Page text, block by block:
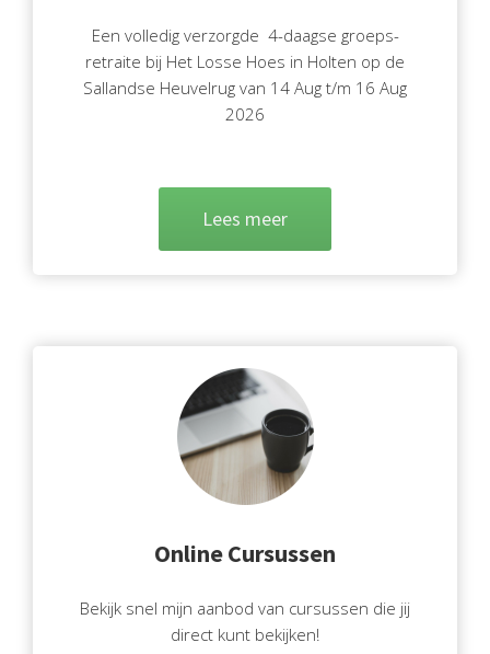
Een volledig verzorgde 4-daagse groeps-
retraite bij Het Losse Hoes in Holten op de
Sallandse Heuvelrug van 14 Aug t/m 16 Aug
2026
Lees meer
Online Cursussen
Bekijk snel mijn aanbod van cursussen die jij
direct kunt bekijken!